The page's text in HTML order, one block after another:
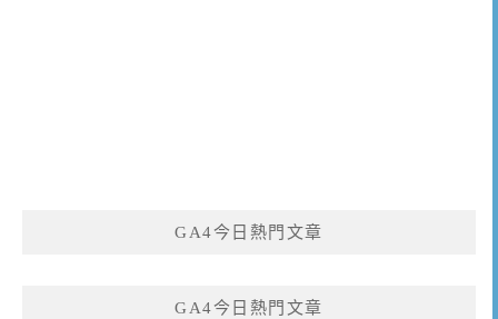
GA4今日熱門文章
GA4今日熱門文章